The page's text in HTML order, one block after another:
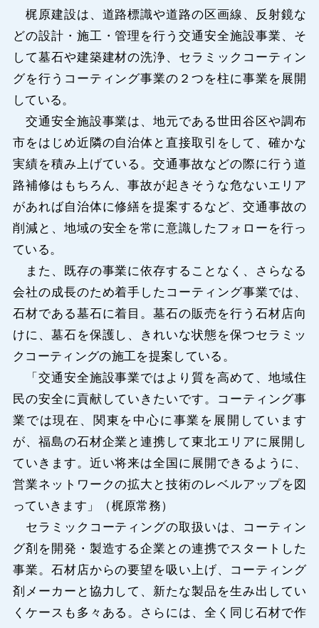
梶原建設は、道路標識や道路の区画線、反射鏡な
どの設計・施工・管理を行う交通安全施設事業、そ
して墓石や建築建材の洗浄、セラミックコーティン
グを行うコーティング事業の２つを柱に事業を展開
している。
交通安全施設事業は、地元である世田谷区や調布
市をはじめ近隣の自治体と直接取引をして、確かな
実績を積み上げている。交通事故などの際に行う道
路補修はもちろん、事故が起きそうな危ないエリア
があれば自治体に修繕を提案するなど、交通事故の
削減と、地域の安全を常に意識したフォローを行っ
ている。
また、既存の事業に依存することなく、さらなる
会社の成長のため着手したコーティング事業では、
石材である墓石に着目。墓石の販売を行う石材店向
けに、墓石を保護し、きれいな状態を保つセラミッ
クコーティングの施工を提案している。
「交通安全施設事業ではより質を高めて、地域住
民の安全に貢献していきたいです。コーティング事
業では現在、関東を中心に事業を展開しています
が、福島の石材企業と連携して東北エリアに展開し
ていきます。近い将来は全国に展開できるように、
営業ネットワークの拡大と技術のレベルアップを図
っていきます」（梶原常務）
セラミックコーティングの取扱いは、コーティン
グ剤を開発・製造する企業との連携でスタートした
事業。石材店からの要望を吸い上げ、コーティング
剤メーカーと協力して、新たな製品を生み出してい
くケースも多々ある。さらには、全く同じ石材で作